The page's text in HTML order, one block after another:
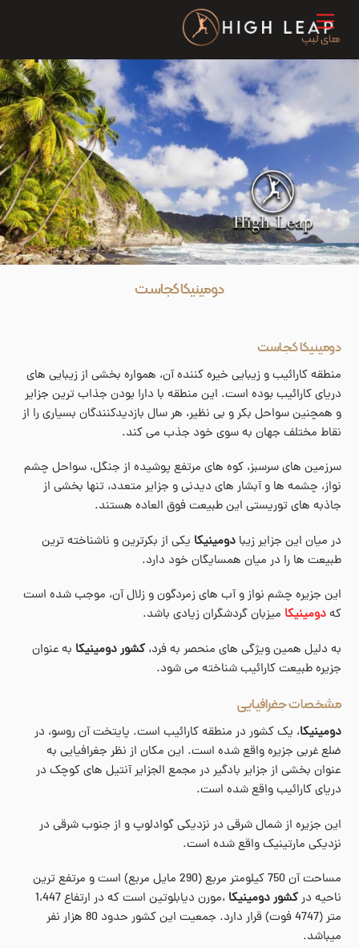
content
Menu
دومینیکا کجاست
دومینیکا کجاست
منطقه کارائیب و زیبایی خیره کننده آن، همواره بخشی از زیبایی های
دریای کارائیب بوده است. این منطقه با دارا بودن جذاب ترین جزایر
و همچنین سواحل بکر و بی نظیر، هر سال بازدیدکنندگان بسیاری را از
نقاط مختلف جهان به سوی خود جذب می کند.
سرزمین های سرسبز، کوه های مرتفع پوشیده از جنگل، سواحل چشم
نواز، چشمه ها و آبشار های دیدنی و جزایر متعدد، تنها بخشی از
جاذبه های توریستی این طبیعت فوق العاده هستند.
در میان این جزایر زیبادومینیکا یکی از بکرترین و ناشناخته ترین
طبیعت ها را در میان همسایگان خود دارد.
این جزیره چشم نواز و آب های زمردگون و زلال آن، موجب شده است
کهدومینیکا میزبان گردشگران زیادی باشد.
به دلیل همین ویژگی های منحصر به فرد،کشور دومینیکا به عنوان
جزیره طبیعت کارائیب شناخته می شود.
مشخصات جغرافیایی
دومینیکا، یک کشور در منطقه کارائیب است. پایتخت آن روسو، در
ضلع غربی جزیره واقع شده است. این مکان از نظر جغرافیایی به
عنوان بخشی از جزایر بادگیر در مجمع الجزایر آنتیل های کوچک در
دریای کارائیب واقع شده است.
این جزیره از شمال شرقی در نزدیکی گوادلوپ و از جنوب شرقی در
نزدیکی مارتینیک واقع شده است.
مساحت آن 750 کیلومتر مربع (290 مایل مربع) است و مرتفع ترین
ناحیه درکشور دومینیکا
،مورن دیابلوتین است که در ارتفاع 1،447
متر (4747 فوت) قرار دارد. جمعیت این کشور حدود 80 هزار نفر
میباشد.